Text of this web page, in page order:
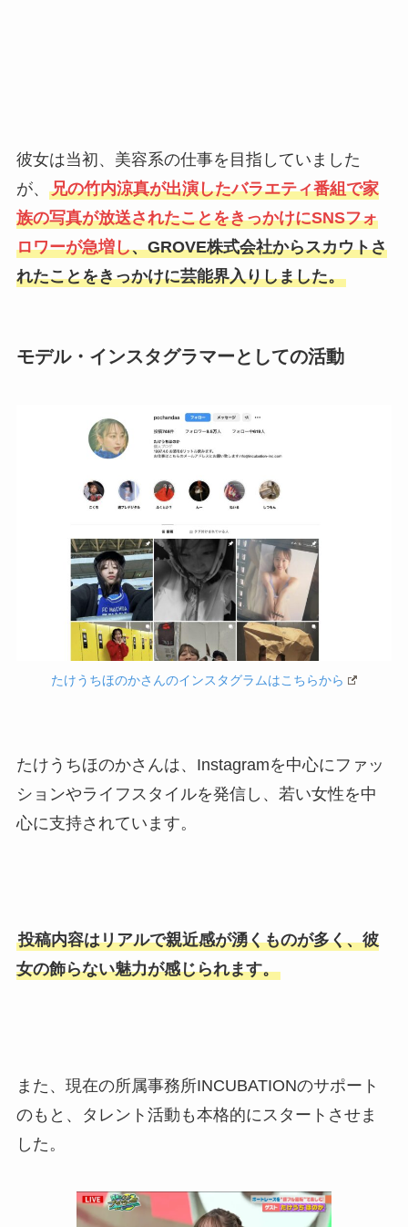
彼女は当初、美容系の仕事を目指していました
が、 兄の竹内涼真が出演したバラエティ番組で家
族の写真が放送されたことをきっかけにSNSフォ
ロワーが急増し、GROVE株式会社からスカウトさ
れたことをきっかけに芸能界入りしました。
モデル・インスタグラマーとしての活動
たけうちほのかさんのインスタグラムはこちらから
たけうちほのかさんは、Instagramを中心にファッ
ションやライフスタイルを発信し、若い女性を中
心に支持されています。
投稿内容はリアルで親近感が湧くものが多く、彼
女の飾らない魅力が感じられます。
また、現在の所属事務所INCUBATIONのサポート
のもと、タレント活動も本格的にスタートさせま
した。